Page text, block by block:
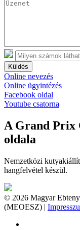
Küldés
Online nevezés
Online ügyintézés
Facebook oldal
Youtube csatorna
A Grand Prix
oldala
Nemzetközi
hangfelvétel készül.
© 2026 Magyar
(MEOESZ) |